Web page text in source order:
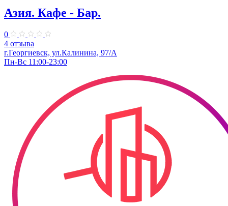
Азия. Кафе - Бар.
0
4 отзыва
г.Георгиевск, ул.Калинина, 97/А
Пн-Вс 11:00-23:00